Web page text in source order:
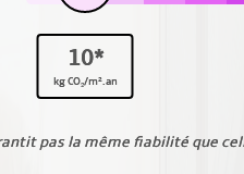
10*
kg CO₂/m².an
pas la même fiabilité que